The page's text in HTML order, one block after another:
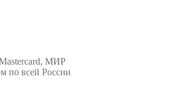
МИР
по всей России